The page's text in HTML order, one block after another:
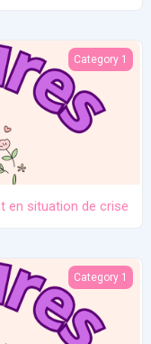
en situation de crise
Category 1
en situation de crise
travail et séparation
Category 1